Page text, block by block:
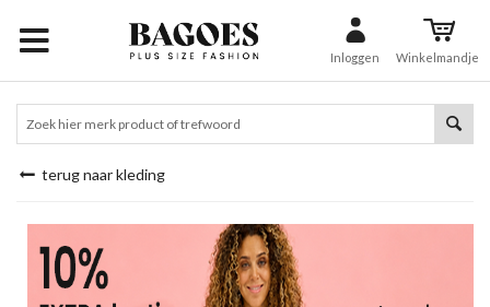
Inloggen Winkelmandje
terug naar kleding